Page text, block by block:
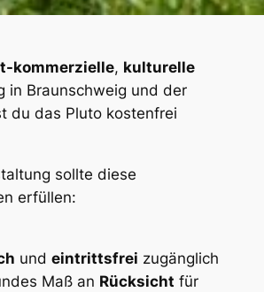
kommerzielle, kulturelle
in Braunschweig und der
du das Pluto kostenfrei
sollte diese
erfüllen:
und eintrittsfrei zugänglich
Maß an Rücksicht für